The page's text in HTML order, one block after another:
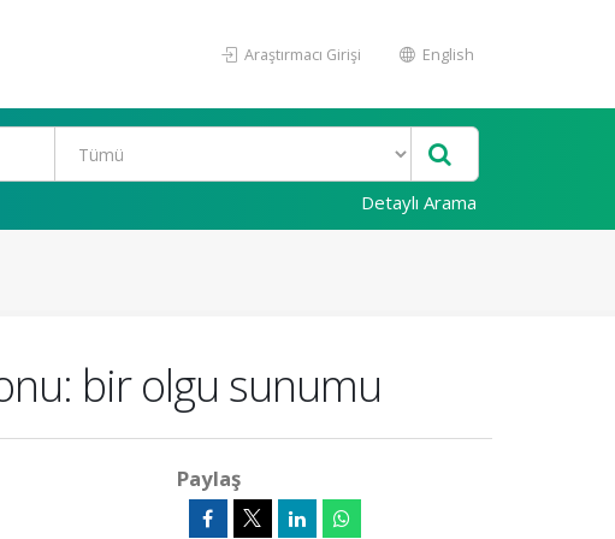
Araştırmacı Girişi English
Detaylı Arama
bir olgu sunumu
Paylaş